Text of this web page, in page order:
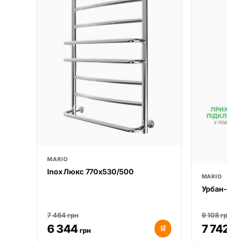
MARIO
Inox Люкс 770х530/500
7 464 грн
6 344 грн 🛒
MARIO
9 108
7